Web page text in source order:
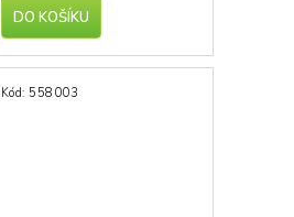
DO KOŠÍKU
Kód: 558003